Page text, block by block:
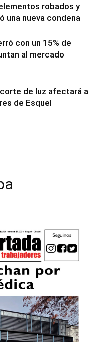
robados y
una nueva condena
con un 15% de
al mercado
de luz afectará a
de Esquel